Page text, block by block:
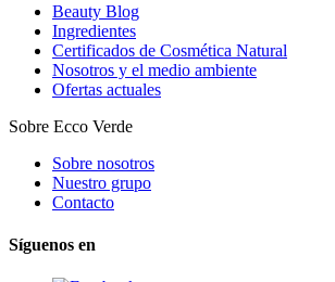
Beauty Blog
Ingredientes
Certificados de Cosmética Natural
Nosotros y el medio ambiente
Ofertas actuales
Sobre Ecco Verde
Sobre nosotros
Nuestro grupo
Contacto
Síguenos en